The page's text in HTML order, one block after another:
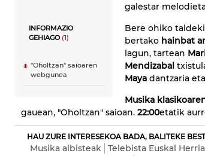
INFORMAZIO
GEHIAGO(1)
"Oholtzan" saioaren
webgunea
galestar
Bere ohiko
bertako hainbat
lagun, tartean
Mendizabal
Maya dantzaria eta
Musika
gauean, "Oholtzan" saioan. 22:00etatik
HAU ZURE INTERESEKOA BADA, BALITEKE
Musika albisteak Telebista Euskal